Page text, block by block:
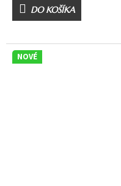
DO KOŠÍKA
NOVÉ